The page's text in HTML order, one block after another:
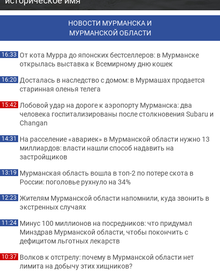
НОВОСТИ МУРМАНСКА И
МУРМАНСКОЙ ОБЛАСТИ
16:33 От кота Мурра до японских бестселлеров: в Мурманске
открылась выставка к Всемирному дню кошек
16:20 Досталась в наследство с домом: в Мурмашах продается
старинная оленья телега
15:42 Лобовой удар на дороге к аэропорту Мурманска: два
человека госпитализированы после столкновения Subaru и
Changan
14:31 На расселение «авариек» в Мурманской области нужно 13
миллиардов: власти нашли способ надавить на
застройщиков
13:19 Мурманская область вошла в топ-2 по потере скота в
России: поголовье рухнуло на 34%
12:23 Жителям Мурманской области напомнили, куда звонить в
экстренных случаях
11:24 Минус 100 миллионов на посредников: что придумал
Минздрав Мурманской области, чтобы покончить с
дефицитом льготных лекарств
10:37 Волков к отстрелу: почему в Мурманской области нет
лимита на добычу этих хищников?